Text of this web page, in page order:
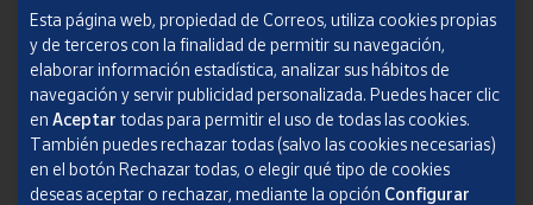
Política de cookies
Aviso legal
Condiciones del servicio
Política de Privacidad Web
Esta página web, propiedad de Correos, utiliza cookies propias
y de terceros con la finalidad de permitir su navegación,
elaborar información estadística, analizar sus hábitos de
navegación y servir publicidad personalizada. Puedes hacer clic
en Aceptar todas para permitir el uso de todas las cookies.
También puedes rechazar todas (salvo las cookies necesarias)
en el botón Rechazar todas, o elegir qué tipo de cookies
deseas aceptar o rechazar, mediante la opción Configurar